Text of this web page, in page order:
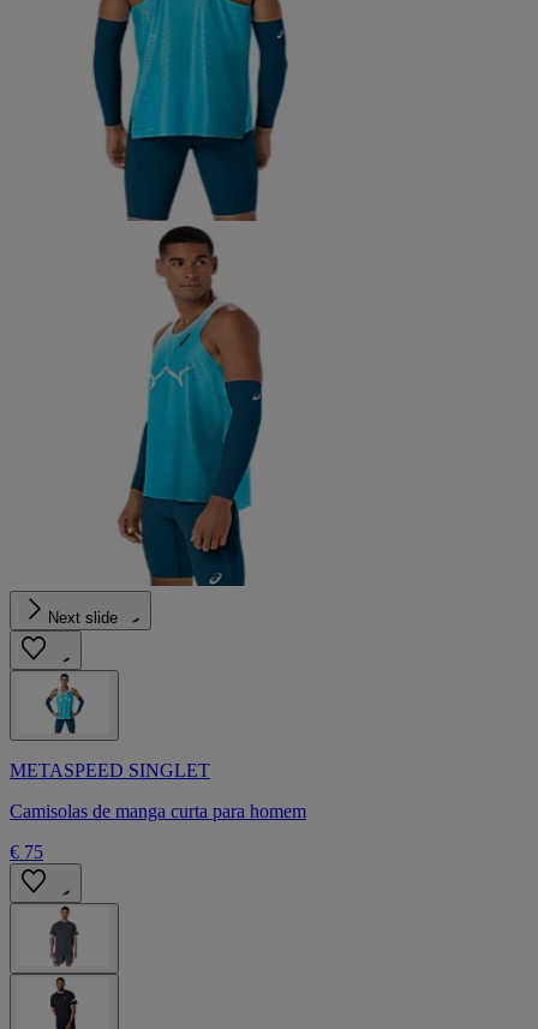
Next slide
METASPEED SINGLET
Camisolas de manga curta para homem
€ 75